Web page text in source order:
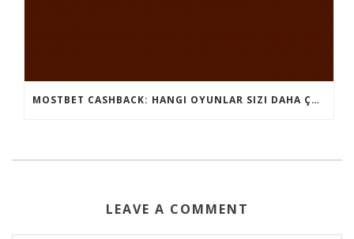
MOSTBET CASHBACK: HANGI OYUNLAR SIZI DAHA ÇOX QAZANA BILƏR?
LEAVE A COMMENT